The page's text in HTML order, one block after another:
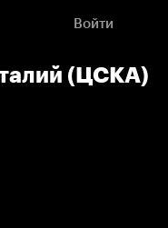
Войти
(ЦСКА)